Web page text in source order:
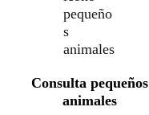
Consulta pequeños
animales